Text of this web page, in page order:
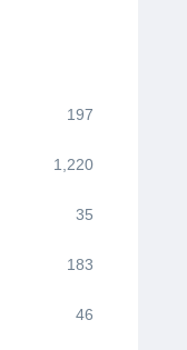
197
1,220
35
183
46